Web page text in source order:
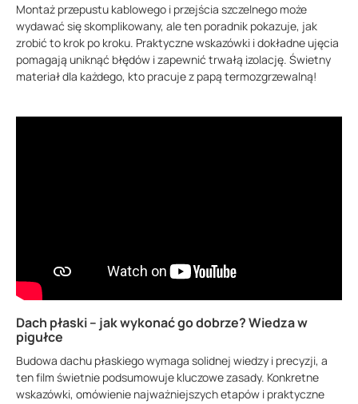
Montaż przepustu kablowego i przejścia szczelnego może
wydawać się skomplikowany, ale ten poradnik pokazuje, jak
zrobić to krok po kroku. Praktyczne wskazówki i dokładne ujęcia
pomagają uniknąć błędów i zapewnić trwałą izolację. Świetny
materiał dla każdego, kto pracuje z papą termozgrzewalną!
Dach płaski – jak wykonać go dobrze? Wiedza w
pigułce
Budowa dachu płaskiego wymaga solidnej wiedzy i precyzji, a
ten film świetnie podsumowuje kluczowe zasady. Konkretne
wskazówki, omówienie najważniejszych etapów i praktyczne